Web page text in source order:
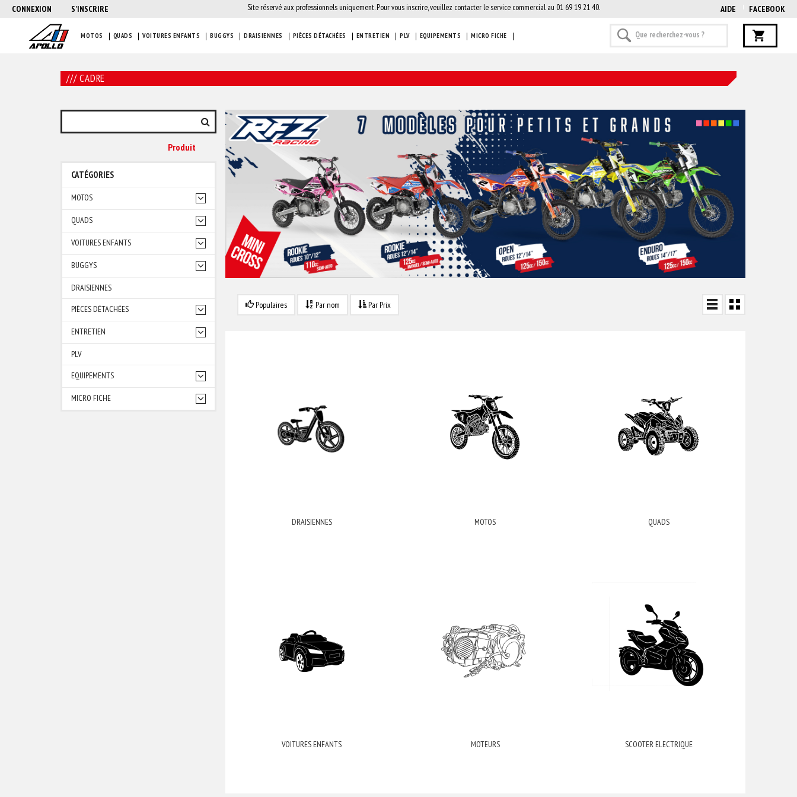
CONNEXION S'INSCRIRE AIDE FACEBOOK
Site réservé aux professionnels uniquement. Pour vous inscrire, veuillez contacter le service commercial au 01 69 19 21 40.
MOTOS QUADS VOITURES ENFANTS BUGGYS DRAISIENNES PIÈCES DÉTACHÉES ENTRETIEN PLV EQUIPEMENTS MICRO FICHE
/// CADRE
Produit
CATÉGORIES
MOTOS
QUADS
VOITURES ENFANTS
BUGGYS
DRAISIENNES
PIÈCES DÉTACHÉES
ENTRETIEN
PLV
EQUIPEMENTS
MICRO FICHE
Populaires Par nom Par Prix
DRAISIENNES MOTOS QUADS
VOITURES ENFANTS MOTEURS SCOOTER ELECTRIQUE